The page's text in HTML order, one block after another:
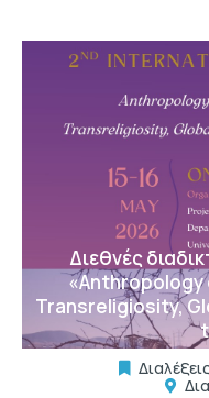
Διεθνές
«Anthropology
Transreligiosity,